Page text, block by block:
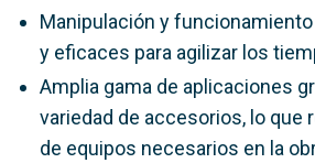
Manipulación y
y eficaces para agilizar los
Amplia gama de aplicaciones
variedad de accesorios, lo que
de equipos necesarios en la